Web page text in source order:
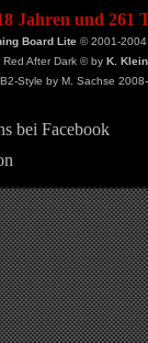
Jahren und 261
Board Lite© 2001-2004
After Dark © by K.
Style by M. Sachse
bei Facebook